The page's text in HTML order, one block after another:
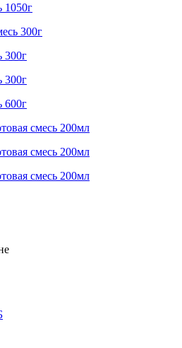
1050г
300г
300г
300г
600г
смесь 200мл
смесь 200мл
смесь 200мл